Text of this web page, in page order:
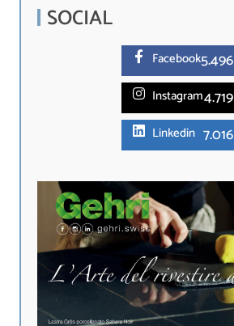
SOCIAL
Facebook5.496
Instagram4.719
Linkedin 7.016